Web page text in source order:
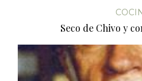
Seco de Chivo y